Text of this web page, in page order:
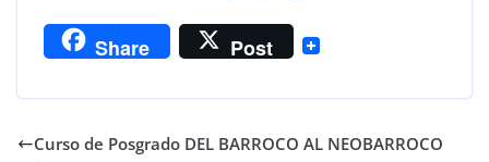
Share Post
Curso de Posgrado DEL BARROCO AL NEOBARROCO